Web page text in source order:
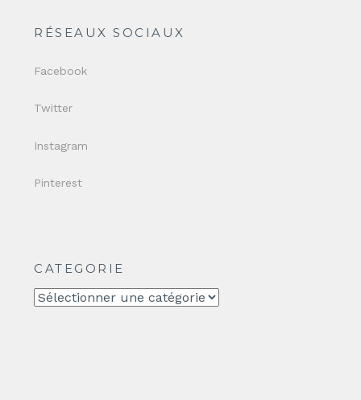
RÉSEAUX SOCIAUX
Facebook
Twitter
Instagram
Pinterest
CATEGORIE
CATEGORIE